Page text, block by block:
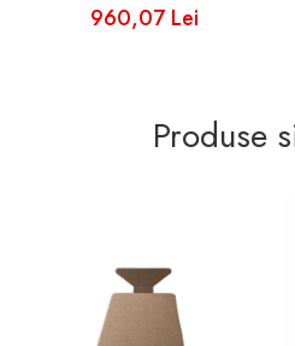
960,07 Lei
Produse